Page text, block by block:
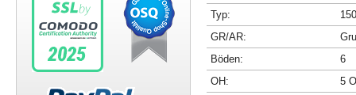
Typ:
150
GR/AR:
Böden:
6
OH:
5